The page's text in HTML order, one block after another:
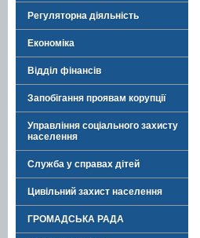
Регуляторна діяльність
Економіка
Відділ фінансів
Запобігання проявам корупції
Управління соціального захисту
населення
Служба у справах дітей
Цивільний захист населення
ГРОМАДСЬКА РАДА